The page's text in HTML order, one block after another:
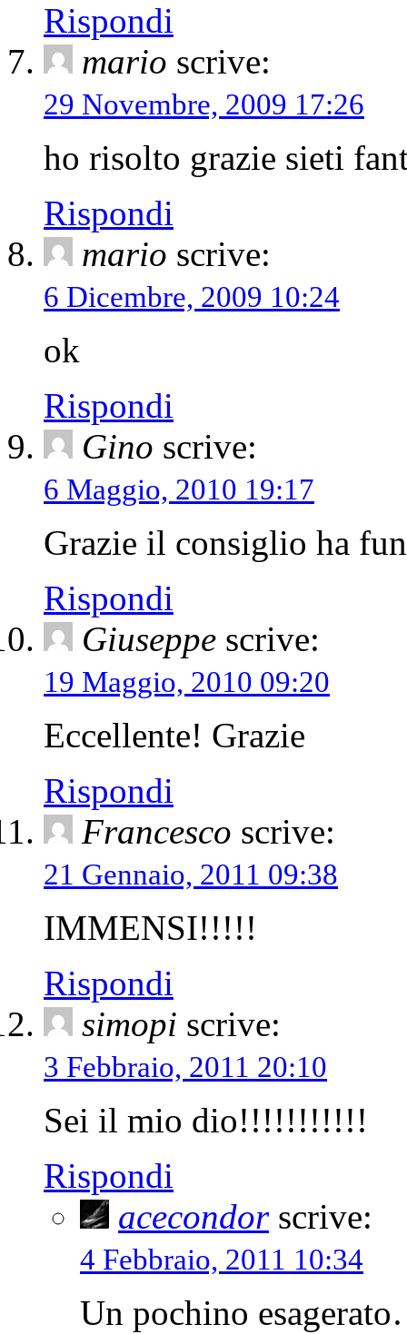
Rispondi
mario scrive:
29 Novembre, 2009 17:26
ho risolto grazie sieti
Rispondi
mario scrive:
6 Dicembre, 2009 10:24
ok
Rispondi
Gino scrive:
6 Maggio, 2010 19:17
Grazie il consiglio ha
Rispondi
Giuseppe scrive:
19 Maggio, 2010 09:20
Eccellente! Grazie
Rispondi
Francesco scrive:
21 Gennaio, 2011 09:38
IMMENSI!!!!!
Rispondi
simopi scrive:
3 Febbraio, 2011 20:10
Sei il mio dio!!!!!!!!!!!
Rispondi
acecondorscrive:
4 Febbraio, 2011 10:34
Un pochino